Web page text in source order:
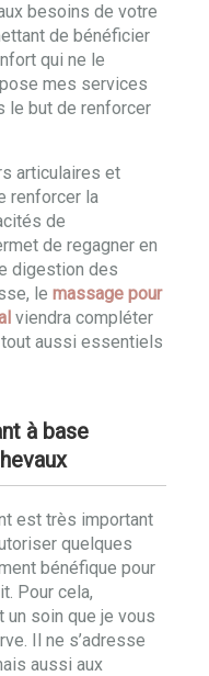
besoins de votre
de bénéficier
qui ne le
mes services
le but de renforcer
articulaires et
renforcer la
de
de regagner en
digestion des
le massage pour
viendra compléter
aussi essentiels
à base
est très important
quelques
bénéfique pour
Pour cela,
un soin que je vous
Il ne s’adresse
aussi aux